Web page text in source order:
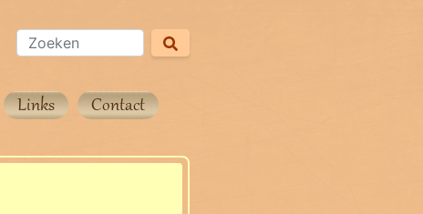
Links Contact